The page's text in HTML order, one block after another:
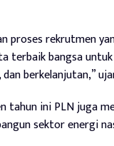
proses rekrutmen
terbaik bangsa
berkelanjutan,”
tahun ini PLN juga
sektor energi